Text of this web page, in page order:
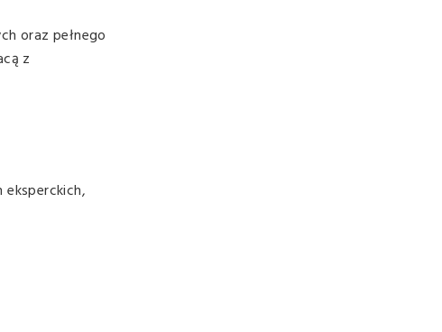
oraz pełnego
z